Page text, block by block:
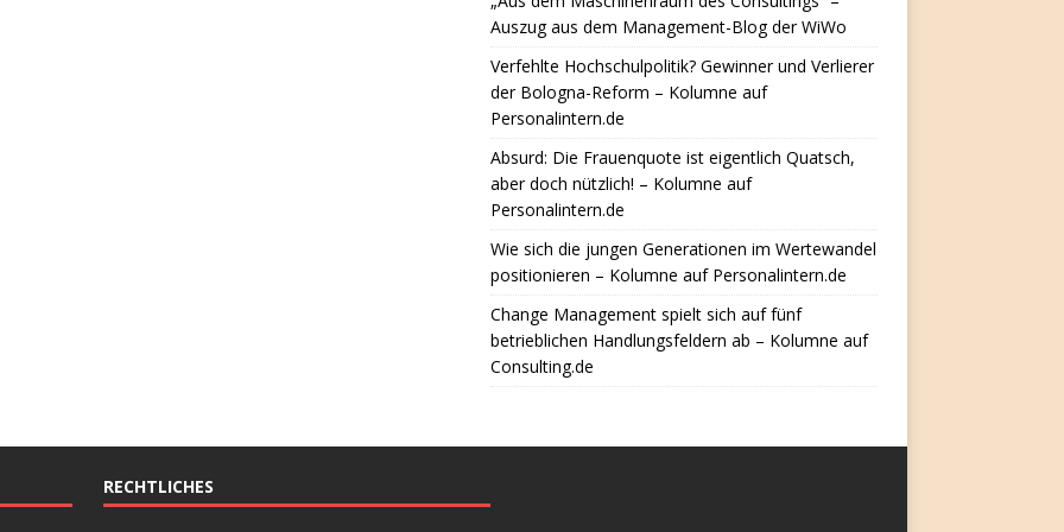
Auszug aus dem Management-Blog der WiWo
Verfehlte Hochschulpolitik? Gewinner und Verlierer
der Bologna-Reform – Kolumne auf
Personalintern.de
Absurd: Die Frauenquote ist eigentlich Quatsch,
aber doch nützlich! – Kolumne auf
Personalintern.de
Wie sich die jungen Generationen im Wertewandel
positionieren – Kolumne auf Personalintern.de
Change Management spielt sich auf fünf
betrieblichen Handlungsfeldern ab – Kolumne auf
Consulting.de
RECHTLICHES